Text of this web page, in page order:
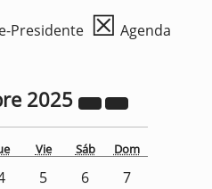
Presidente ☒ Agenda
2025
Vie Sáb Dom
5 6
7